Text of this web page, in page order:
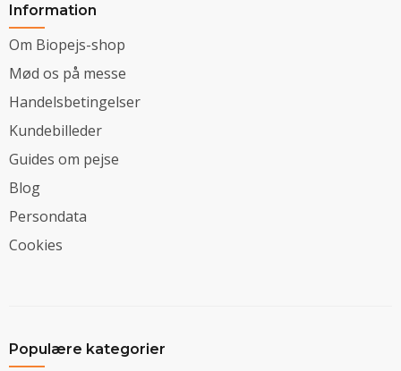
Information
Om Biopejs-shop
Mød os på messe
Handelsbetingelser
Kundebilleder
Guides om pejse
Blog
Persondata
Cookies
Populære kategorier